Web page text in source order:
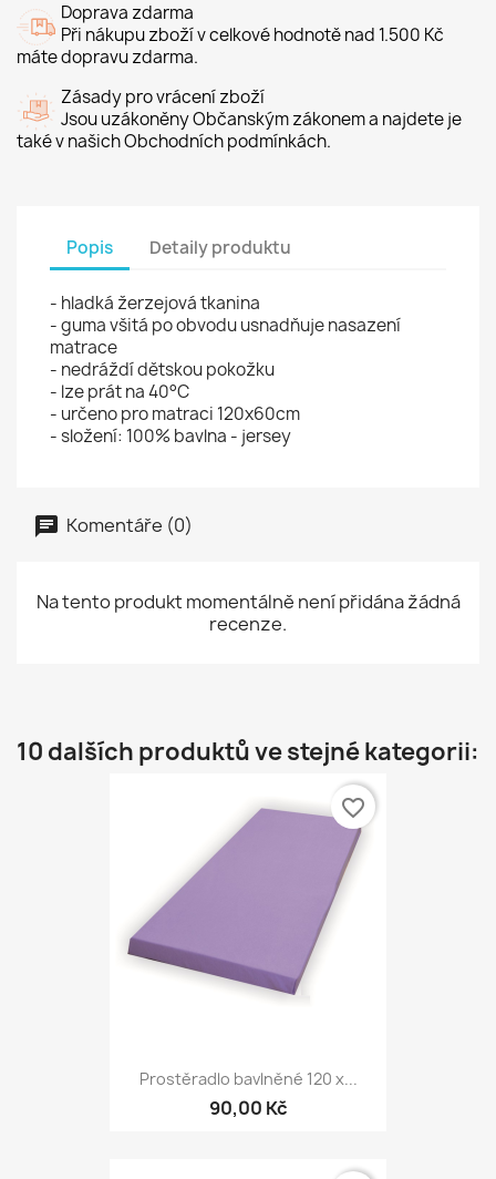
Doprava zdarma
Při nákupu zboží v celkové hodnotě nad 1.500 Kč
máte dopravu zdarma.
Zásady pro vrácení zboží
Jsou uzákoněny Občanským zákonem a najdete je
také v našich Obchodních podmínkách.
Popis Detaily produktu
- hladká žerzejová tkanina
- guma všitá po obvodu usnadňuje nasazení
matrace
- nedráždí dětskou pokožku
- lze prát na 40°C
- určeno pro matraci 120x60cm
- složení: 100% bavlna - jersey
Komentáře (0)
Na tento produkt momentálně není přidána žádná
recenze.
10 dalších produktů ve stejné kategorii:
Prostěradlo bavlněné 120 x...
90,00 Kč
favorite_border